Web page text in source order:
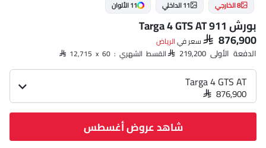
8 الخارجي 11 الداخلي 11 الألوان
بورش 911 Targa 4 GTS AT
SAR 876,900 سعر فيالرياض‎
الدفعة الأولى SAR 219,200 القسط الشهري : SAR 12,715 x 60
Targa 4 GTS AT
SAR 876,900
شاهد عروض أغسطس